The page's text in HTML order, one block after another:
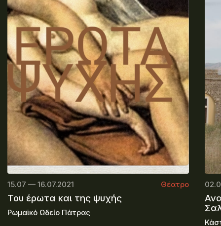
15.07 — 16.07.2021 Θέατρο
Του έρωτα και της ψυχής
Ρωμαϊκό Ωδείο Πάτρας